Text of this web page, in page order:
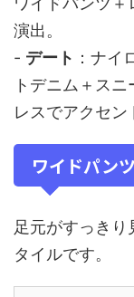
演出。
- デート ：ナイ
トデニム＋ス
レスでアクセン
ワイドパンツ
足元がすっきり
タイルです。